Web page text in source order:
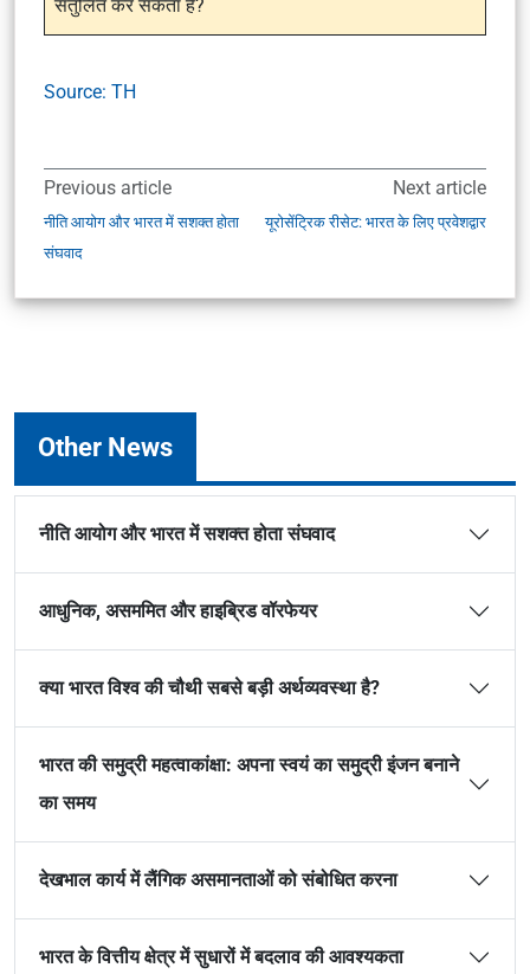
संतुलित कर सकता है?
Source: TH
Previous article
नीति आयोग और भारत में सशक्त होता
संघवाद
Next article
यूरोसेंट्रिक रीसेट: भारत के लिए प्रवेशद्वार
Other News
नीति आयोग और भारत में सशक्त होता संघवाद
आधुनिक, असममित और हाइब्रिड वॉरफेयर
क्या भारत विश्व की चौथी सबसे बड़ी अर्थव्यवस्था है?
भारत की समुद्री महत्वाकांक्षा: अपना स्वयं का समुद्री इंजन बनाने
का समय
देखभाल कार्य में लैंगिक असमानताओं को संबोधित करना
भारत के वित्तीय क्षेत्र में सुधारों में बदलाव की आवश्यकता